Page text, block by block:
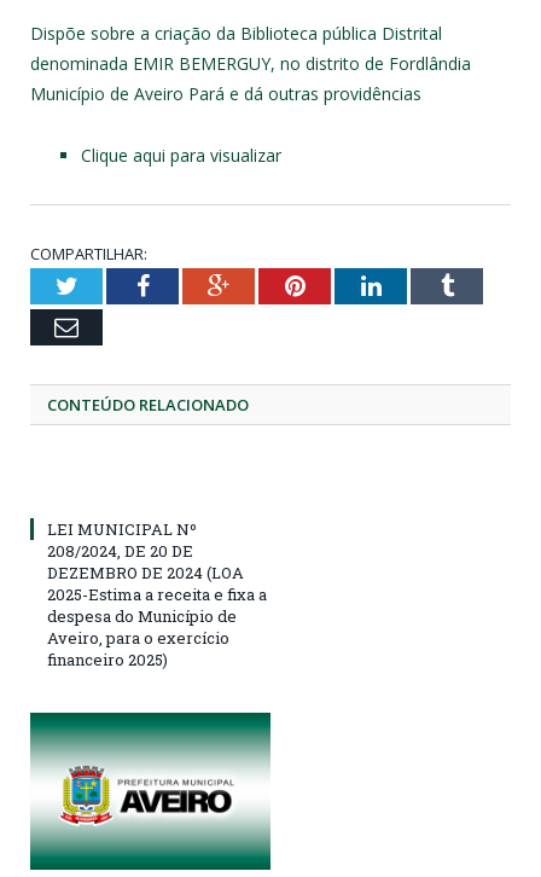
Dispõe sobre a criação da Biblioteca pública Distrital
denominada EMIR BEMERGUY, no distrito de Fordlândia
Município de Aveiro Pará e dá outras providências
Clique aqui para visualizar
COMPARTILHAR:
TwitterFacebookGoogle+PinterestLinkedInTumblr
Email
CONTEÚDO RELACIONADO
LEI MUNICIPAL Nº
208/2024, DE 20 DE
DEZEMBRO DE 2024 (LOA
2025-Estima a receita e fixa a
despesa do Município de
Aveiro, para o exercício
financeiro 2025)